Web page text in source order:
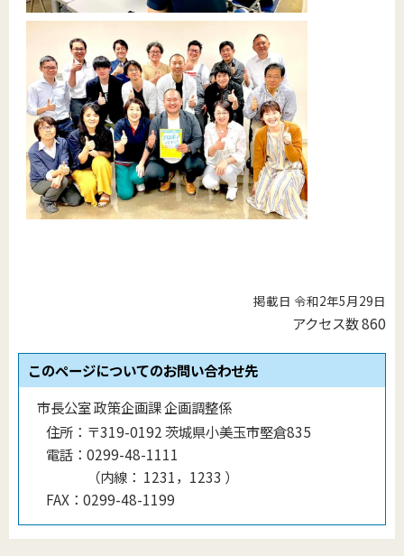
掲載日 令和2年5月29日
アクセス数860
このページについてのお問い合わせ先
市長公室 政策企画課 企画調整係
住所： 〒319-0192 茨城県小美玉市堅倉835
電話： 0299-48-1111
（内線 ： 1231，1233 ）
FAX： 0299-48-1199